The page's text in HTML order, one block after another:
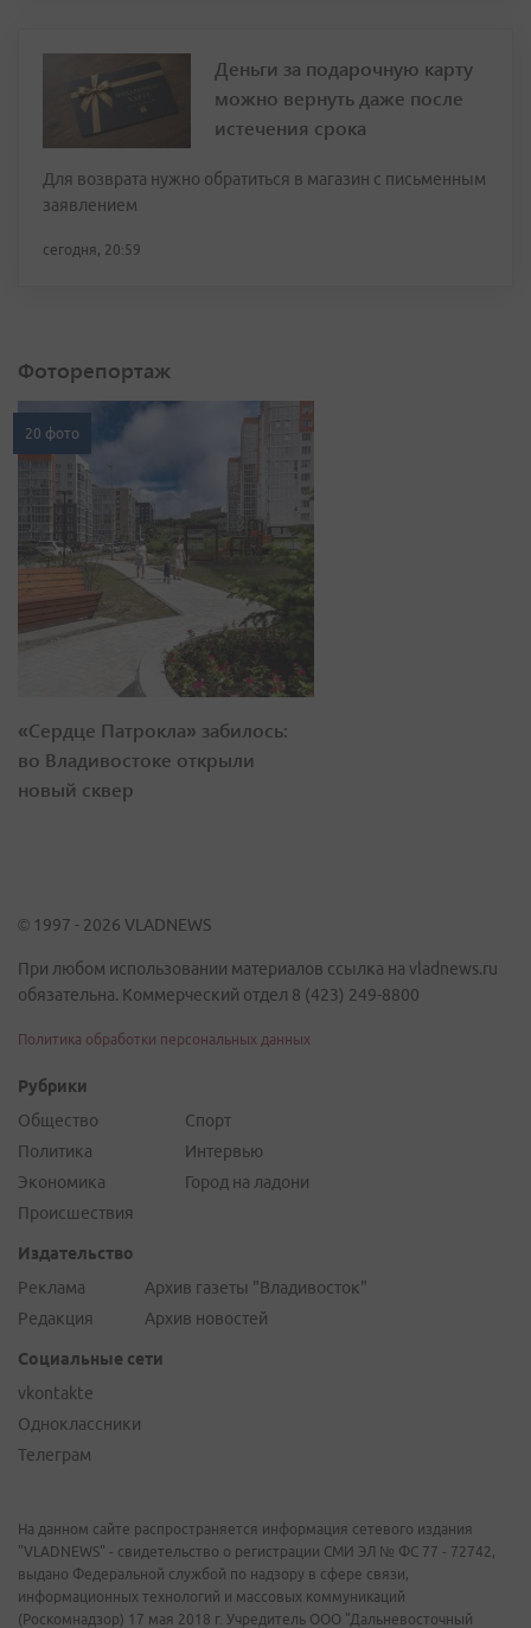
Деньги за подарочную карту
можно вернуть даже после
истечения срока
Для возврата нужно обратиться в магазин с письменным
заявлением
сегодня, 20:59
Фоторепортаж
20 фото
«Сердце Патрокла» забилось:
во Владивостоке открыли
новый сквер
© 1997 - 2026 VLADNEWS
При любом использовании материалов ссылка на vladnews.ru
обязательна. Коммерческий отдел 8 (423) 249-8800
Политика обработки персональных данных
Рубрики
Общество
Политика
Экономика
Происшествия
Спорт
Интервью
Город на ладони
Издательство
Реклама
Редакция
Архив газеты "Владивосток"
Архив новостей
Социальные сети
vkontakte
Одноклассники
Телеграм
На данном сайте распространяется информация сетевого издания
"VLADNEWS" - свидетельство о регистрации СМИ ЭЛ № ФС 77 - 72742,
выдано Федеральной службой по надзору в сфере связи,
информационных технологий и массовых коммуникаций
(Роскомнадзор) 17 мая 2018 г. Учредитель ООО "Дальневосточный